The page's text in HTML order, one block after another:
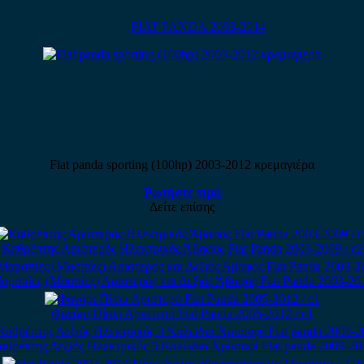
FIAT PANDA 2003-2014
Fiat panda sporting (100hp) 2003-2012 κρεμαγιέρα
Ρωτήστε τιμή
Δείτε επίσης
Καθρέπτης Αριστερός Ηλεκτρικός Άβαφος Fiat Panda 2003-2009 / c2
(Μασπίες) Αριστερός και Δεξιός Άβαφος Fiat Panda 2003-
Φανάρι Πίσω Αριστερό Fiat Panda 2005-2012 / c1
Δεξιός Ηλεκτρικός 3 Καλώδια Χρυσαφί Fiat panda 2009-